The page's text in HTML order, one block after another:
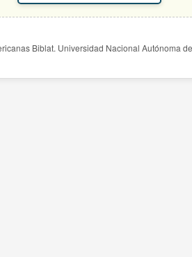
Biblat. Universidad Nacional Autónoma